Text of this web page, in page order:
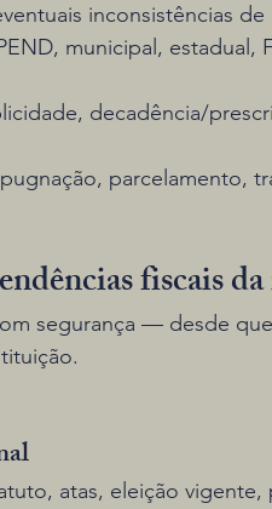
inconsistências de
municipal, estadual,
decadência/
parcelamento,
fiscais
segurança — desde
atas, eleição vigente,